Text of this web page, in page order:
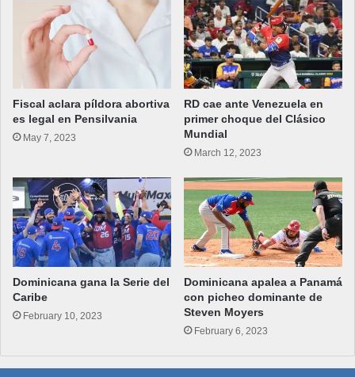
Fiscal aclara píldora abortiva
es legal en Pensilvania
May 7, 2023
RD cae ante Venezuela en
primer choque del Clásico
Mundial
March 12, 2023
Dominicana gana la Serie del
Caribe
February 10, 2023
Dominicana apalea a Panamá
con picheo dominante de
Steven Moyers
February 6, 2023